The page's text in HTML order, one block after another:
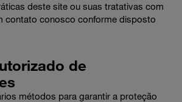
deste site ou suas tratativas com
contato conosco conforme disposto
de
métodos para garantir a proteção